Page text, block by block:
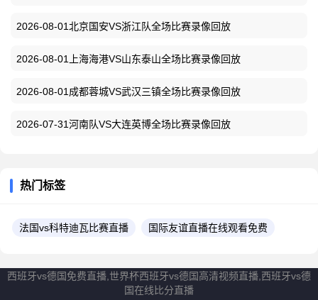
2026-08-01北京国安VS浙江队全场比赛录像回放
2026-08-01上海海港VS山东泰山全场比赛录像回放
2026-08-01成都蓉城VS武汉三镇全场比赛录像回放
2026-07-31河南队VS大连英博全场比赛录像回放
热门标签
法国vs科特迪瓦比赛直播 国际友谊直播在线观看免费
西班牙vs德国免费直播,世界杯西班牙vs德国高清视频直播,西班牙vs德
国在线比分直播